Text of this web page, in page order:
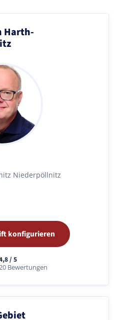
Harth-
Niederpöllnitz
konfigurieren
/ 5
Bewertungen